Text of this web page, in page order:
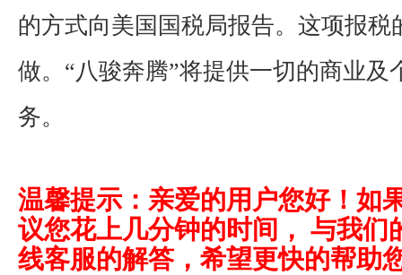
的方式向美国国税局报告。这项报税
做。“八骏奔腾”将提供一切的商业及
务。
温馨提示：亲爱的用户您好！如
议您花上几分钟的时间， 与我们
线客服的解答，希望更快的帮助